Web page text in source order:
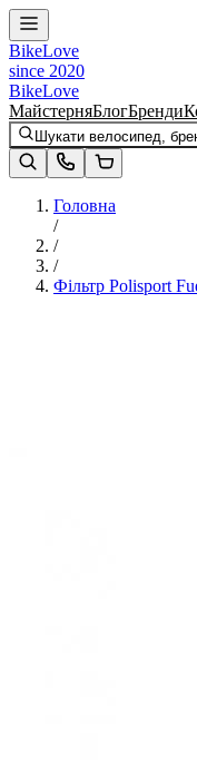
BikeLove
since 2020
BikeLove
МайстерняБлогБренди
Шукати велосипед,
Головна
/
/
/
Фільтр Polisport